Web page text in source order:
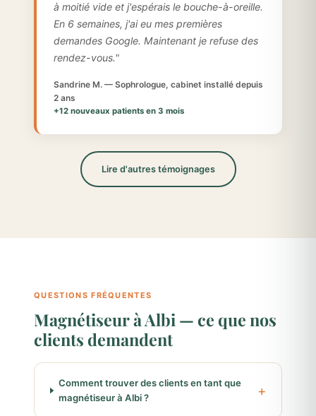
à moitié vide et j'espérais le bouche-à-oreille.
En 6 semaines, j'ai eu mes premières
demandes Google. Maintenant je refuse des
rendez-vous."
Sandrine M. — Sophrologue, cabinet installé depuis
2 ans
+12 nouveaux patients en 3 mois
Lire d'autres témoignages
QUESTIONS FRÉQUENTES
Magnétiseur à Albi — ce que nos
clients demandent
Comment trouver des clients en tant que
magnétiseur à Albi ?